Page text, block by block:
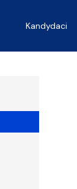
Kandydaci